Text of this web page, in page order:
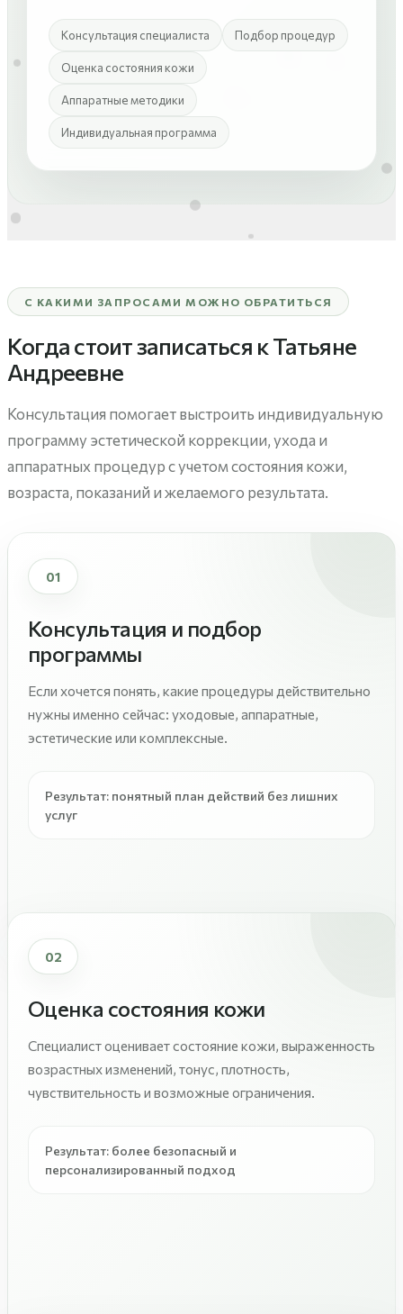
Консультация специалиста Подбор процедур
Оценка состояния кожи
Аппаратные методики
Индивидуальная программа
С КАКИМИ ЗАПРОСАМИ МОЖНО ОБРАТИТЬСЯ
Когда стоит записаться к Татьяне
Андреевне
Консультация помогает выстроить индивидуальную
программу эстетической коррекции, ухода и
аппаратных процедур с учетом состояния кожи,
возраста, показаний и желаемого результата.
01
Консультация и подбор
программы
Если хочется понять, какие процедуры действительно
нужны именно сейчас: уходовые, аппаратные,
эстетические или комплексные.
Результат: понятный план действий без лишних
услуг
02
Оценка состояния кожи
Специалист оценивает состояние кожи, выраженность
возрастных изменений, тонус, плотность,
чувствительность и возможные ограничения.
Результат: более безопасный и
персонализированный подход